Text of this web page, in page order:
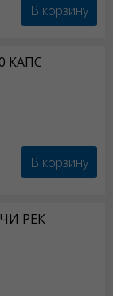
В корзину
КАПС
В корзину
РЕК